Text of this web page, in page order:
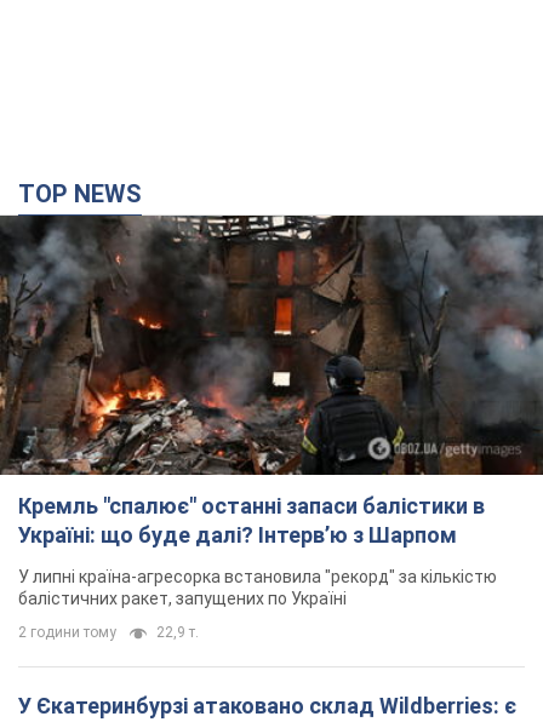
TOP NEWS
Кремль "спалює" останні запаси балістики в
Україні: що буде далі? Інтерв’ю з Шарпом
У липні країна-агресорка встановила "рекорд" за кількістю
балістичних ракет, запущених по Україні
2 години тому 22,9 т.
У Єкатеринбурзі атаковано склад Wildberries: є